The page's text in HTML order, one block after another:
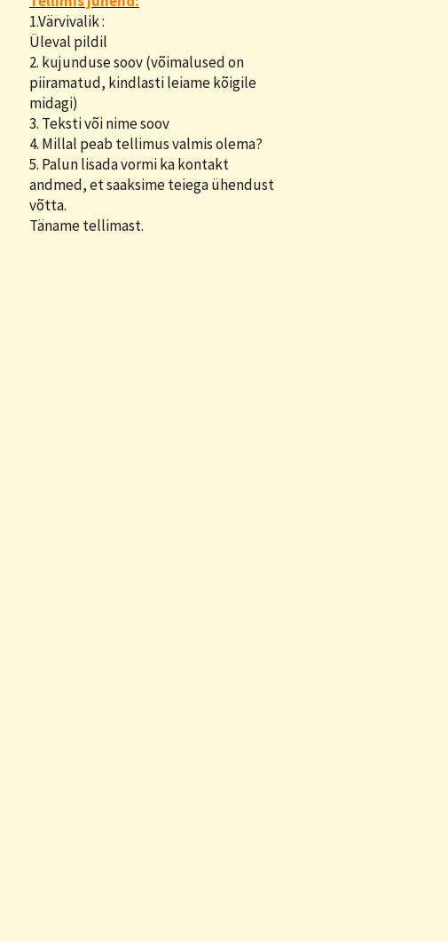
1.Värvivalik :
Üleval pildil
2. kujunduse soov (võimalused on
piiramatud, kindlasti leiame kõigile
midagi)
3. Teksti või nime soov
4. Millal peab tellimus valmis olema?
5. Palun lisada vormi ka kontakt
andmed, et saaksime teiega ühendust
võtta.
Täname tellimast.